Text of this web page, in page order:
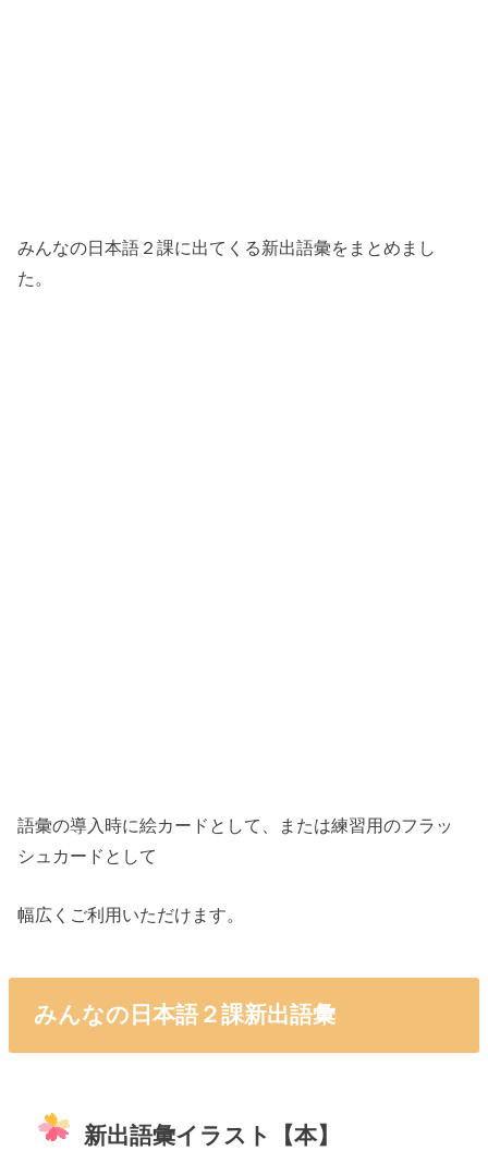
みんなの日本語２課に出てくる新出語彙をまとめまし
た。
語彙の導入時に絵カードとして、または練習用のフラッ
シュカードとして
幅広くご利用いただけます。
みんなの日本語２課新出語彙
新出語彙イラスト【本】